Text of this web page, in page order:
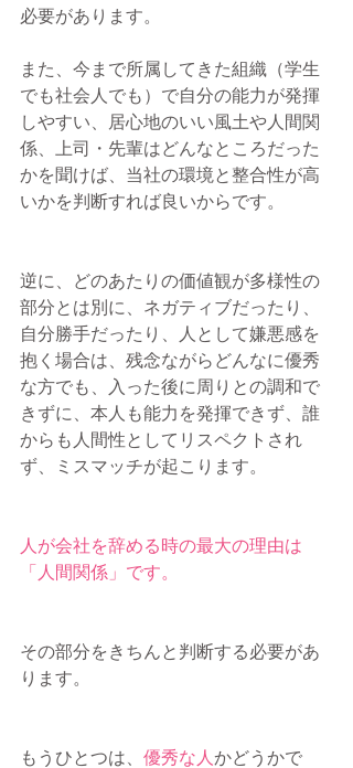
必要があります。
また、今まで所属してきた組織（学生
でも社会人でも）で自分の能力が発揮
しやすい、居心地のいい風土や人間関
係、上司・先輩はどんなところだった
かを聞けば、当社の環境と整合性が高
いかを判断すれば良いからです。
逆に、どのあたりの価値観が多様性の
部分とは別に、ネガティブだったり、
自分勝手だったり、人として嫌悪感を
抱く場合は、残念ながらどんなに優秀
な方でも、入った後に周りとの調和で
きずに、本人も能力を発揮できず、誰
からも人間性としてリスペクトされ
ず、ミスマッチが起こります。
人が会社を辞める時の最大の理由は
「人間関係」です。
その部分をきちんと判断する必要があ
ります。
もうひとつは、 優秀な人 かどうかで